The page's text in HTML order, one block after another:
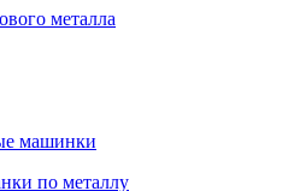
металла
машинки
по металлу